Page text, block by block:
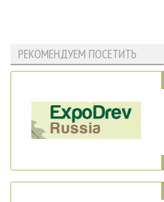
РЕКОМЕНДУЕМ ПОСЕТИТЬ